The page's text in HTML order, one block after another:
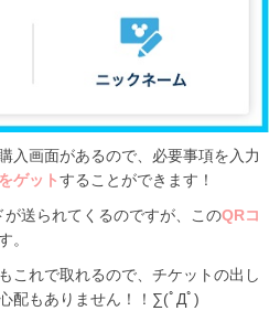
入画面があるので、必要事項を入力
ゲットすることができます！
送られてくるのですが、このQRコ
。
これで取れるので、チケットの出し
配もありません！！∑(ﾟДﾟ)